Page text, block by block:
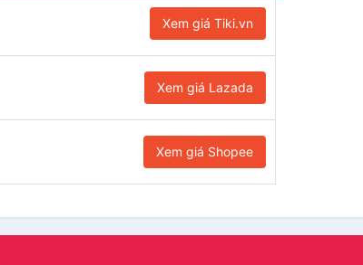
Xem giá Tiki.vn
Xem giá Lazada
Xem giá Shopee